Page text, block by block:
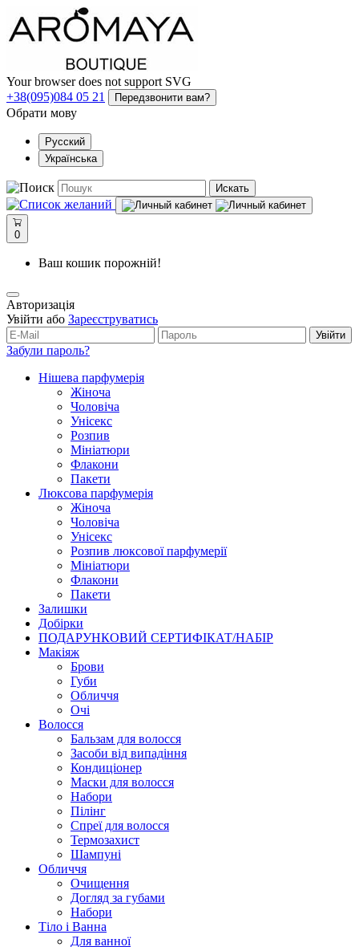
Your browser does not support SVG
+38(095)084 05 21
Передзвонити вам?
Обрати мову
Русский
Українська
Искать
0
Ваш кошик порожній!
Авторизація
Увійти або Зареєструватись
Увійти
Забули пароль?
Нішева парфумерія
Жіноча
Чоловіча
Унісекс
Розпив
Мініатюри
Флакони
Пакети
Люксова парфумерія
Жіноча
Чоловіча
Унісекс
Розпив люксової парфумерії
Мініатюри
Флакони
Пакети
Залишки
Добірки
ПОДАРУНКОВИЙ СЕРТИФІКАТ/НАБІР
Макіяж
Брови
Губи
Обличчя
Очі
Волосся
Бальзам для волосся
Засоби від випадіння
Кондиціонер
Маски для волосся
Набори
Пілінг
Спреї для волосся
Термозахист
Шампуні
Обличчя
Очищення
Догляд за губами
Набори
Тіло і Ванна
Для ванної